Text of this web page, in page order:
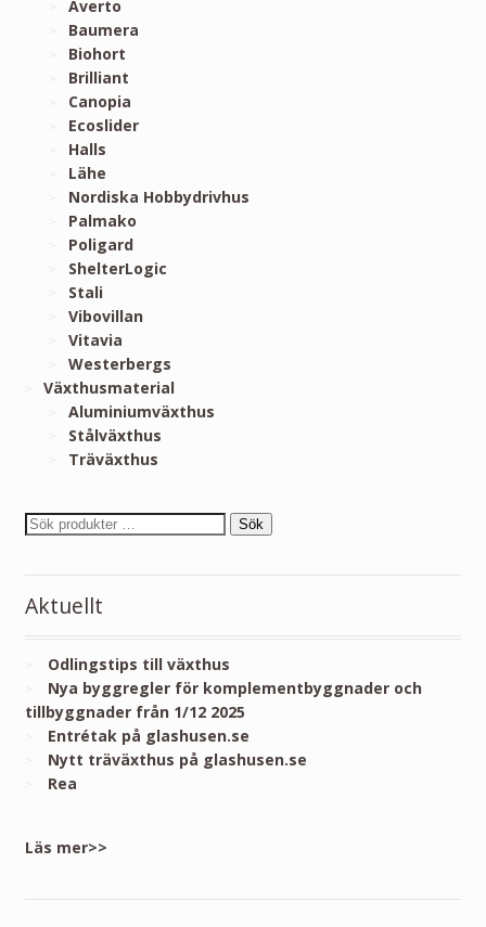
Averto
Baumera
Biohort
Brilliant
Canopia
Ecoslider
Halls
Lähe
Nordiska Hobbydrivhus
Palmako
Poligard
ShelterLogic
Stali
Vibovillan
Vitavia
Westerbergs
Växthusmaterial
Aluminiumväxthus
Stålväxthus
Träväxthus
Sök
Aktuellt
Odlingstips till växthus
Nya byggregler för komplementbyggnader och
tillbyggnader från 1/12 2025
Entrétak på glashusen.se
Nytt träväxthus på glashusen.se
Rea
Läs mer>>